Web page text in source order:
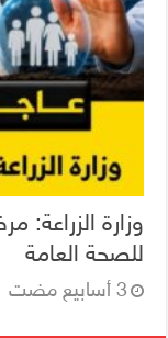
وزارة الزراعة:
للصحة العامة